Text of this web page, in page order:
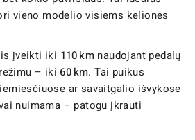
vieno modelio visiems kelionės
įveikti iki 110 km naudojant pedalų
– iki 60 km. Tai puikus
ar savaitgalio išvykose
nuimama – patogu įkrauti